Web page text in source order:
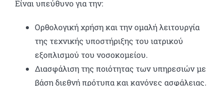
Είναι υπεύθυνο για την:
Ορθολογική χρήση και την ομαλή λειτουργία
της τεχνικής υποστήριξης του ιατρικού
εξοπλισμού του νοσοκομείου.
Διασφάλιση της ποιότητας των υπηρεσιών με
βάση διεθνή πρότυπα και κανόνες ασφάλειας.